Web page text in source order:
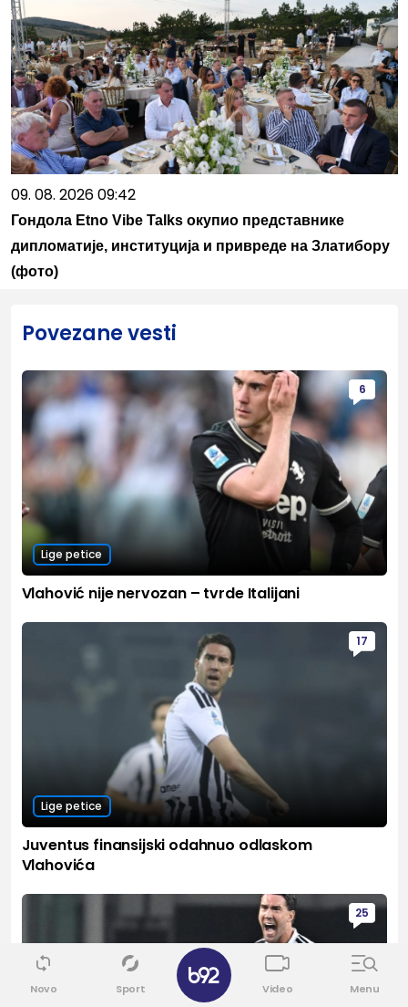
09. 08. 2026 09:42
Гондола Etno Vibe Talks окупио представнике
дипломатије, институција и привреде на Златибору
(фото)
Povezane vesti
6
Lige petice
Vlahović nije nervozan – tvrde Italijani
17
Lige petice
Juventus finansijski odahnuo odlaskom
Vlahovića
25
Novo Sport Video Menu